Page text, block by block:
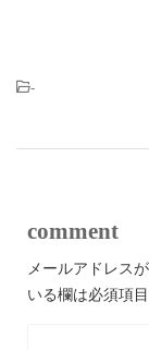
-
comment
メールアドレス
いる欄は必須項